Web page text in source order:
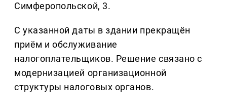
Симферопольской, 3.
С указанной даты в здании прекращён
приём и обслуживание
налогоплательщиков. Решение связано с
модернизацией организационной
структуры налоговых органов.